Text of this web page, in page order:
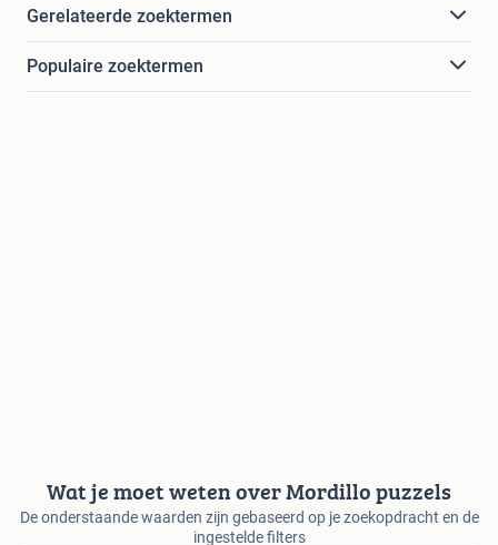
Gerelateerde zoektermen
Populaire zoektermen
Wat je moet weten over Mordillo puzzels
De onderstaande waarden zijn gebaseerd op je zoekopdracht en de
ingestelde filters